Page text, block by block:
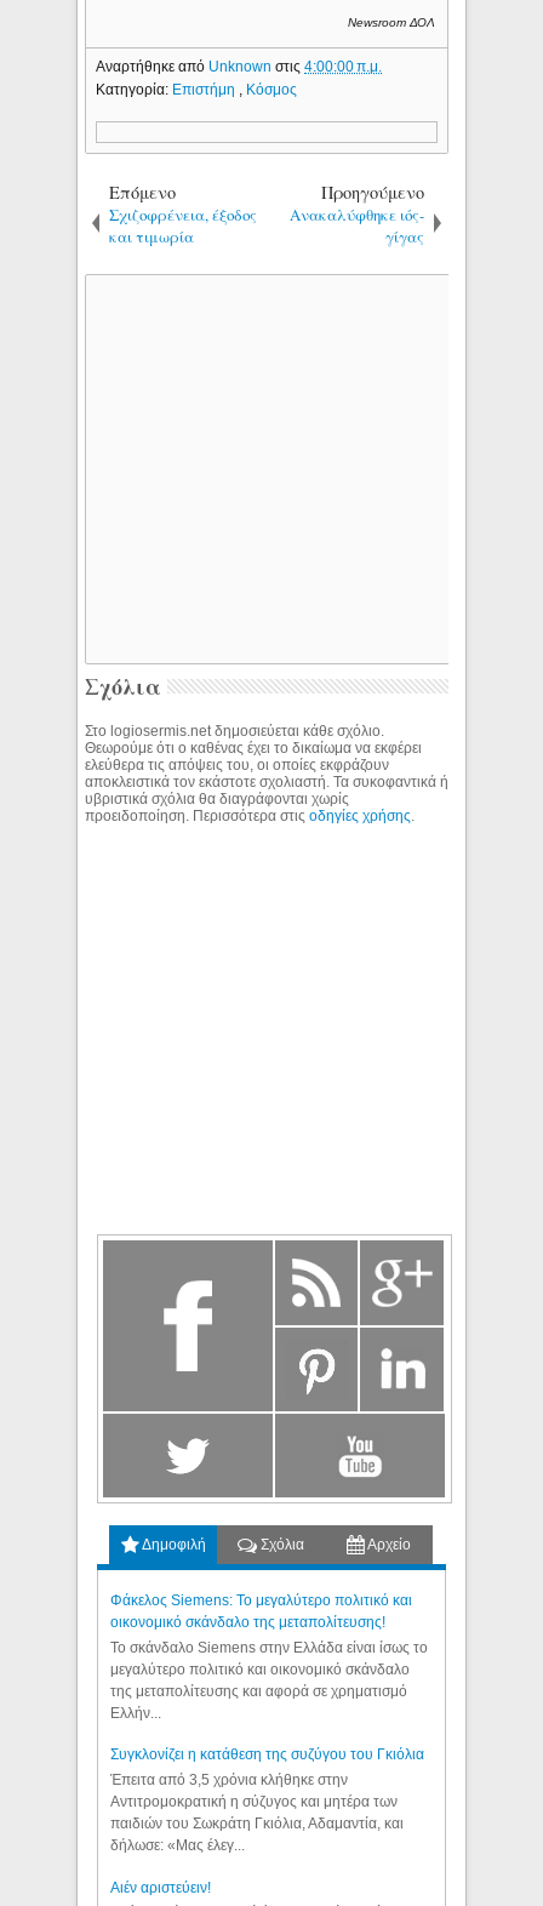
Newsroom ΔΟΛ
Αναρτήθηκε από Unknownστις4:00:00 π.μ.
Κατηγορία: Επιστήμη Κόσμος
Επόμενο
Σχιζοφρένεια, έξοδος
και τιμωρία
Προηγούμενο
Ανακαλύφθηκε ιός-
γίγας
Σχόλια
Στο logiosermis.net δημοσιεύεται κάθε σχόλιο.
Θεωρούμε ότι ο καθένας έχει το δικαίωμα να εκφέρει
ελεύθερα τις απόψεις του, οι οποίες εκφράζουν
αποκλειστικά τον εκάστοτε σχολιαστή. Τα συκοφαντικά ή
υβριστικά σχόλια θα διαγράφονται χωρίς
προειδοποίηση. Περισσότερα στιςοδηγίες χρήσης
Δημοφιλή Σχόλια Αρχείο
Φάκελος Siemens: Το μεγαλύτερο πολιτικό και
οικονομικό σκάνδαλο της μεταπολίτευσης!
Το σκάνδαλο Siemens στην Ελλάδα είναι ίσως το
μεγαλύτερο πολιτικό και οικονομικό σκάνδαλο
της μεταπολίτευσης και αφορά σε χρηματισμό
Ελλήν...
Συγκλονίζει η κατάθεση της συζύγου του Γκιόλια
Έπειτα από 3,5 χρόνια κλήθηκε στην
Αντιτρομοκρατική η σύζυγος και μητέρα των
παιδιών του Σωκράτη Γκιόλια, Αδαμαντία, και
δήλωσε: «Μας έλεγ...
Aιέν αριστεύειν!